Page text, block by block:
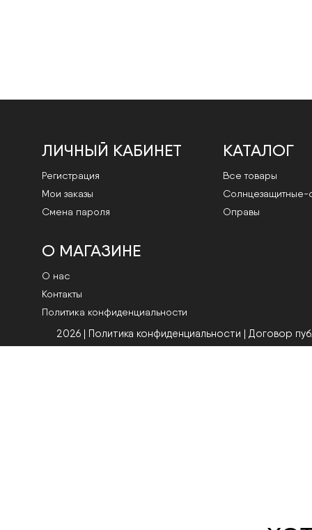
ЛИЧНЫЙ КАБИНЕТ
Регистрация
Мои заказы
Смена пароля
КАТАЛОГ
Все товары
Cолнцезащитные-
Оправы
О МАГАЗИНЕ
О нас
Контакты
Политика конфиденциальности
2026 | Политика конфиденциальности | Договор